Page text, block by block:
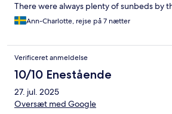
There were always plenty of sunbeds by
Ann-Charlotte, rejse på 7 nætter
Verificeret anmeldelse
10/10 Enestående
27. jul. 2025
Oversæt med Google